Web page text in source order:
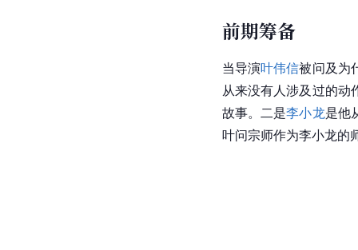
前期筹备
当导演叶伟信被问及为
从来没有人涉及过的动
故事。二是李小龙是他
叶问宗师作为李小龙的